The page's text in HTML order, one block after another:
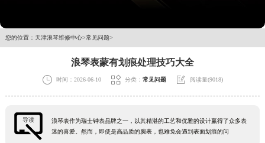
您的位置： 天津浪琴维修中心>常见问题>
浪琴表蒙有划痕处理技巧大全
 时间：2026-06-10  分类： 常见问题  阅读量(9018)
导读
浪琴表作为瑞士钟表品牌之一，以其精湛的工艺和优雅的设计赢得了众多表
迷的喜爱。然而，即使是高品质的腕表，也难免会遇到表面划痕的问